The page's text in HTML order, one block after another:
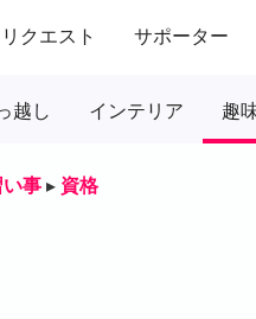
リクエスト サポーター
越し インテリア 趣
い事 ▸ 資格